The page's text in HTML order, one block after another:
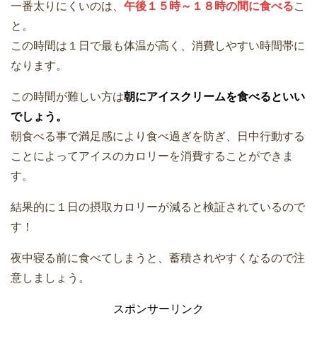
一番太りにくいのは、 午後１５時～１８時の間に食べるこ
と。
この時間は１日で最も体温が高く、消費しやすい時間帯に
なります。
この時間が難しい方は朝にアイスクリームを食べるといい
でしょう。
朝食べる事で満足感により食べ過ぎを防ぎ、日中行動する
ことによってアイスのカロリーを消費することができま
す。
結果的に１日の摂取カロリーが減ると検証されているので
す！
夜中寝る前に食べてしまうと、蓄積されやすくなるので注
意しましょう。
スポンサーリンク